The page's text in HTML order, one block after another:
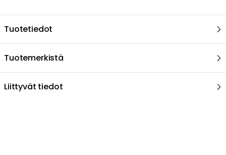
Tuotetiedot
Tuotemerkistä
Liittyvät tiedot